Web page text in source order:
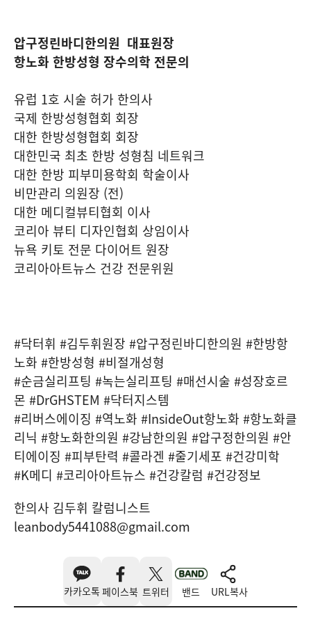
압구정린바디한의원 대표원장
항노화 한방성형 장수의학 전문의
유럽 1호 시술 허가 한의사
국제 한방성형협회 회장
대한 한방성형협회 회장
대한민국 최초 한방 성형침 네트워크
대한 한방 피부미용학회 학술이사
비만관리 의원장 (전)
대한 메디컬뷰티협회 이사
코리아 뷰티 디자인협회 상임이사
뉴욕 키토 전문 다이어트 원장
코리아아트뉴스 건강 전문위원
#닥터휘 #김두휘원장 #압구정린바디한의원 #한방항
노화 #한방성형 #비절개성형
#순금실리프팅 #녹는실리프팅 #매선시술 #성장호르
몬 #DrGHSTEM #닥터지스템
#리버스에이징 #역노화 #InsideOut항노화 #항노화클
리닉 #항노화한의원 #강남한의원 #압구정한의원 #안
티에이징 #피부탄력 #콜라겐 #줄기세포 #건강미학
#K메디 #코리아아트뉴스 #건강칼럼 #건강정보
한의사 김두휘 칼럼니스트
leanbody5441088@gmail.com
카카오톡 페이스북 트위터 밴드 URL복사